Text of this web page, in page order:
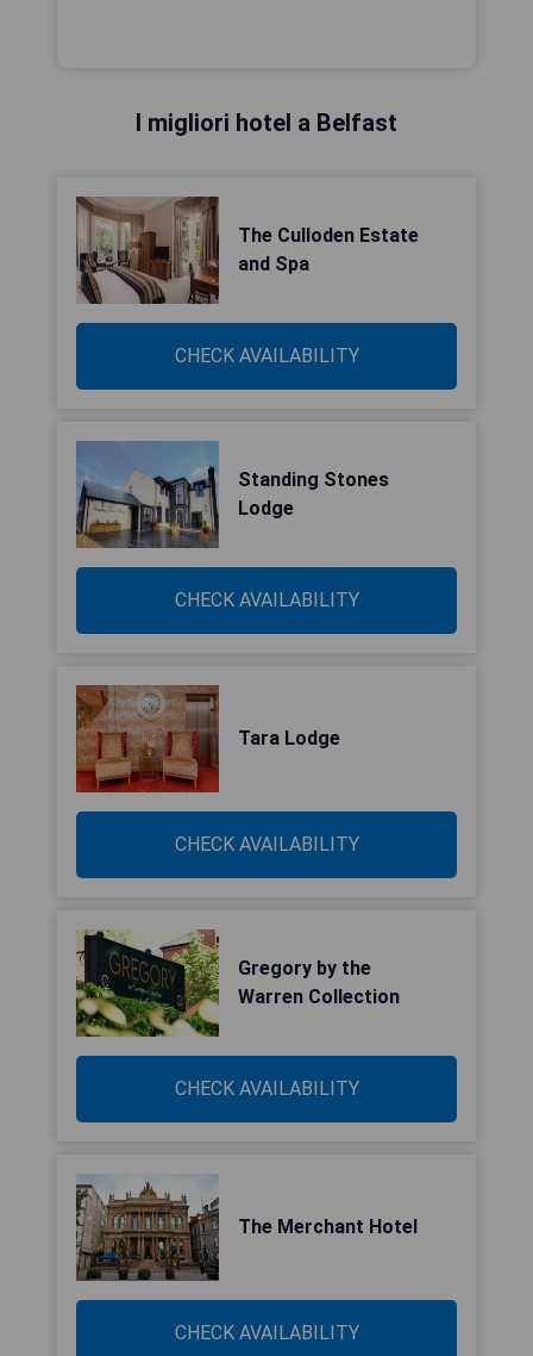
I migliori hotel a Belfast
The Culloden Estate
and Spa
CHECK AVAILABILITY
Standing Stones
Lodge
CHECK AVAILABILITY
Tara Lodge
CHECK AVAILABILITY
Gregory by the
Warren Collection
CHECK AVAILABILITY
The Merchant Hotel
CHECK AVAILABILITY